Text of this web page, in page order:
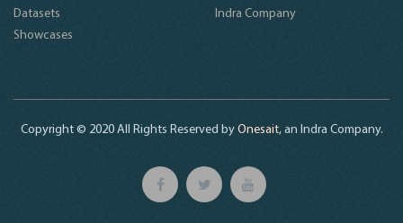
Datasets
Showcases
Indra Company
Copyright © 2020 All Rights Reserved byOnesait, an Indra Company.